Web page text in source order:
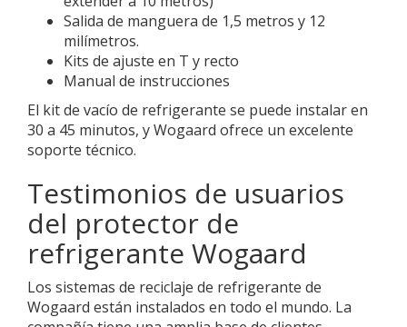
Salida de manguera de 1,5 metros y 12
milímetros.
Kits de ajuste en T y recto
Manual de instrucciones
El kit de vacío de refrigerante se puede instalar en
30 a 45 minutos, y Wogaard ofrece un excelente
soporte técnico.
Testimonios de usuarios
del protector de
refrigerante Wogaard
Los sistemas de reciclaje de refrigerante de
Wogaard están instalados en todo el mundo. La